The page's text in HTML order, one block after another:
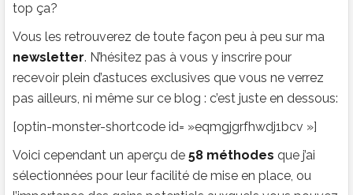
top ça?
Vous les retrouverez de toute façon peu à peu sur ma
newsletter. N’hésitez pas à vous y inscrire pour
recevoir plein d’astuces exclusives que vous ne verrez
pas ailleurs, ni même sur ce blog : c’est juste en dessous:
[optin-monster-shortcode id= »eqmgjgrfhwdj1bcv »]
Voici cependant un aperçu de 58 méthodes que j’ai
sélectionnées pour leur facilité de mise en place, ou